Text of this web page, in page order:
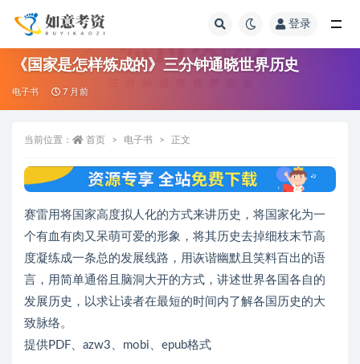
登录
《国家是怎样炼成的》三分钟通晓世界历史
电子书 7 月前
当前位置： 首页 电子书 正文
赛雷用将国家高度拟人化的方式来讲历史，将国家化为一
个有血有肉又呆萌可爱的形象，将其历史去掉细枝末节高
度凝练成一条总的发展线路，用诙谐幽默且笑料百出的语
言，用简单通俗且脑洞大开的方式，讲述世界各国各自的
发展历史，以求让读者在最短的时间内了解各国历史的大
致脉络。
提供PDF、azw3、mobi、epub格式